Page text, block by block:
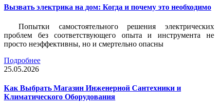
Вызвать электрика на дом: Когда и почему это необходимо
Попытки самостоятельного решения электрических
проблем без соответствующего опыта и инструмента не
просто неэффективны, но и смертельно опасны
Подробнее
25.05.2026
Как Выбрать Магазин Инженерной Сантехники и
Климатического Оборудования